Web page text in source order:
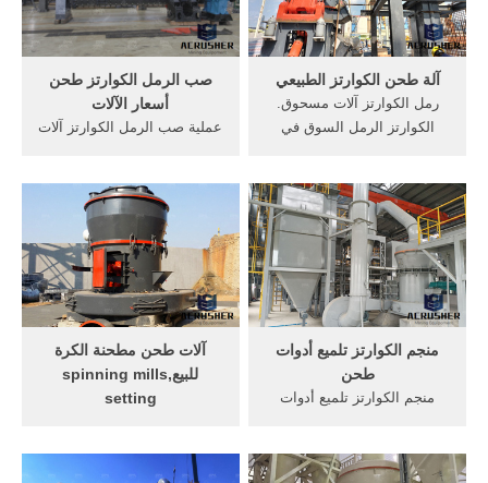
مصنعي الآلات في الصين.
العلف شلال التصميم.
صب الرمل الكوارتز طحن
أسعار الآلات
عملية صب الرمل الكوارتز آلات
(يوليو) 2016 تجارب علمية
بسيطه جدا صور بوابة القدس
المفتوحةيقوم النبات بعملية في
غاية الأهمية ...
آلة طحن الكوارتز الطبيعي
رمل الكوارتز آلات مسحوق.
الكوارتز الرمل السوق في
في ولاية, عالية النقاء مسحوق
الرمل الكوارتز الكوارتز
مسحوق السيليكا الكوارتز آلة
طحن رمل ...
آلات طحن مطحنة الكرة
للبيع,spinning mills
setting
منجم الكوارتز تلميع أدوات
طحن
منجم الكوارتز تلميع أدوات
الخطوط الساخنة وغيرها من